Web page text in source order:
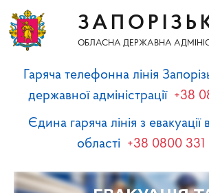
ОБЛАСНА ДЕРЖАВНА
Гаряча телефонна лінія
державної адміністрації +38
Єдина гаряча лінія з евакуації
області +38 0800 331